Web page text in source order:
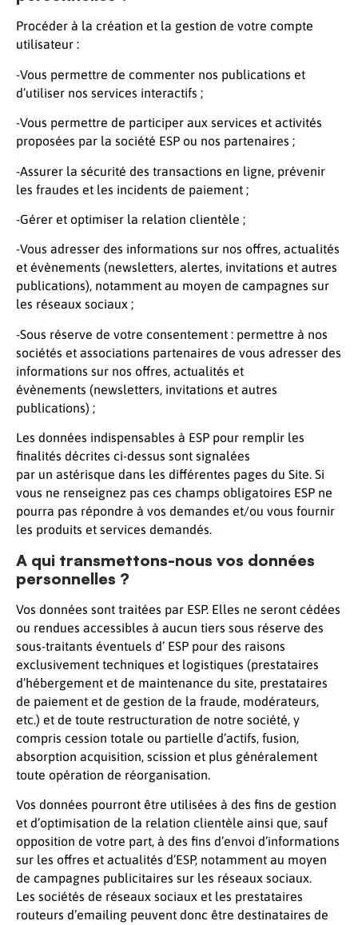
Procéder à la création et la gestion de votre compte
utilisateur :
-Vous permettre de commenter nos publications et
d’utiliser nos services interactifs ;
-Vous permettre de participer aux services et activités
proposées par la société ESP ou nos partenaires ;
-Assurer la sécurité des transactions en ligne, prévenir
les fraudes et les incidents de paiement ;
-Gérer et optimiser la relation clientèle ;
-Vous adresser des informations sur nos offres, actualités
et évènements (newsletters, alertes, invitations et autres
publications), notamment au moyen de campagnes sur
les réseaux sociaux ;
-Sous réserve de votre consentement : permettre à nos
sociétés et associations partenaires de vous adresser des
informations sur nos offres, actualités et
évènements (newsletters, invitations et autres
publications) ;
Les données indispensables à ESP pour remplir les
finalités décrites ci-dessus sont signalées
par un astérisque dans les différentes pages du Site. Si
vous ne renseignez pas ces champs obligatoires ESP ne
pourra pas répondre à vos demandes et/ou vous fournir
les produits et services demandés.
A qui transmettons-nous vos données
personnelles ?
Vos données sont traitées par ESP. Elles ne seront cédées
ou rendues accessibles à aucun tiers sous réserve des
sous-traitants éventuels d’ ESP pour des raisons
exclusivement techniques et logistiques (prestataires
d’hébergement et de maintenance du site, prestataires
de paiement et de gestion de la fraude, modérateurs,
etc.) et de toute restructuration de notre société, y
compris cession totale ou partielle d’actifs, fusion,
absorption acquisition, scission et plus généralement
toute opération de réorganisation.
Vos données pourront être utilisées à des fins de gestion
et d’optimisation de la relation clientèle ainsi que, sauf
opposition de votre part, à des fins d’envoi d’informations
sur les offres et actualités d’ESP, notamment au moyen
de campagnes publicitaires sur les réseaux sociaux.
Les sociétés de réseaux sociaux et les prestataires
routeurs d’emailing peuvent donc être destinataires de